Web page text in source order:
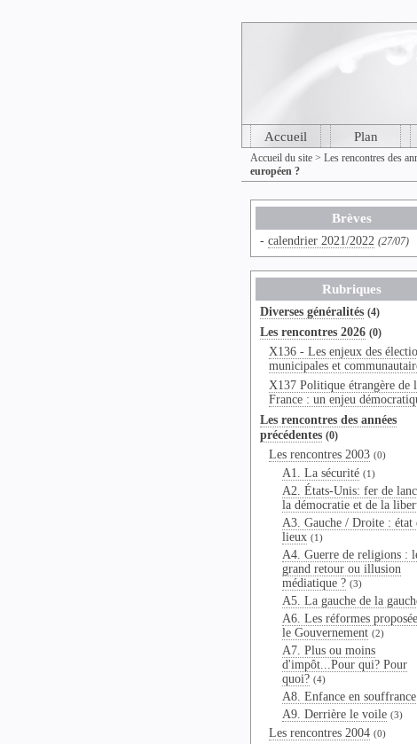
Accueil Plan
Accueil du site > Les rencontres des
européen ?
Brèves
- calendrier 2021/2022 (27/07)
Rubriques
Diverses généralités (4)
Les rencontres 2026 (0)
X136 - Les enjeux des
municipales et
X137 Politique étrangère de
France : un enjeu
Les rencontres des années
précédentes (0)
Les rencontres 2003 (0)
A1. La sécurité (1)
A2. États-Unis: fer de
la démocratie et de la
A3. Gauche / Droite : état
lieux (1)
A4. Guerre de religions :
grand retour ou illusion
médiatique ? (3)
A5. La gauche de la
A6. Les réformes
le Gouvernement (2)
A7. Plus ou moins
d'impôt...Pour qui? Pour
quoi? (4)
A8. Enfance en souffrance
A9. Derrière le voile (3)
Les rencontres 2004 (0)